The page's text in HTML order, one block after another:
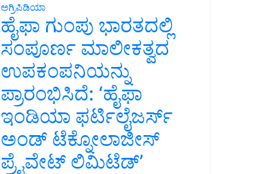
ಅಗ್ರಿಪಿಡಿಯಾ
ಹೈಫಾ ಗುಂಪು ಭಾರತದಲ್ಲಿ
ಸಂಪೂರ್ಣ ಮಾಲೀಕತ್ವದ
ಉಪಕಂಪನಿಯನ್ನು
ಪ್ರಾರಂಭಿಸಿದೆ: ‘ಹೈಫಾ
ಇಂಡಿಯಾ ಫರ್ಟಿಲೈಜರ್ಸ್
ಅಂಡ್ ಟೆಕ್ನೋಲಾಜೀಸ್
ಪ್ರೈವೇಟ್ ಲಿಮಿಟೆಡ್’